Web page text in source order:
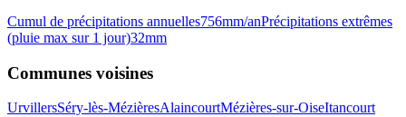
Cumul de précipitations annuelles756mm/anPrécipitations extrêmes
(pluie max sur 1 jour)32mm
Communes voisines
UrvillersSéry-lès-MézièresAlaincourtMézières-sur-OiseItancourt